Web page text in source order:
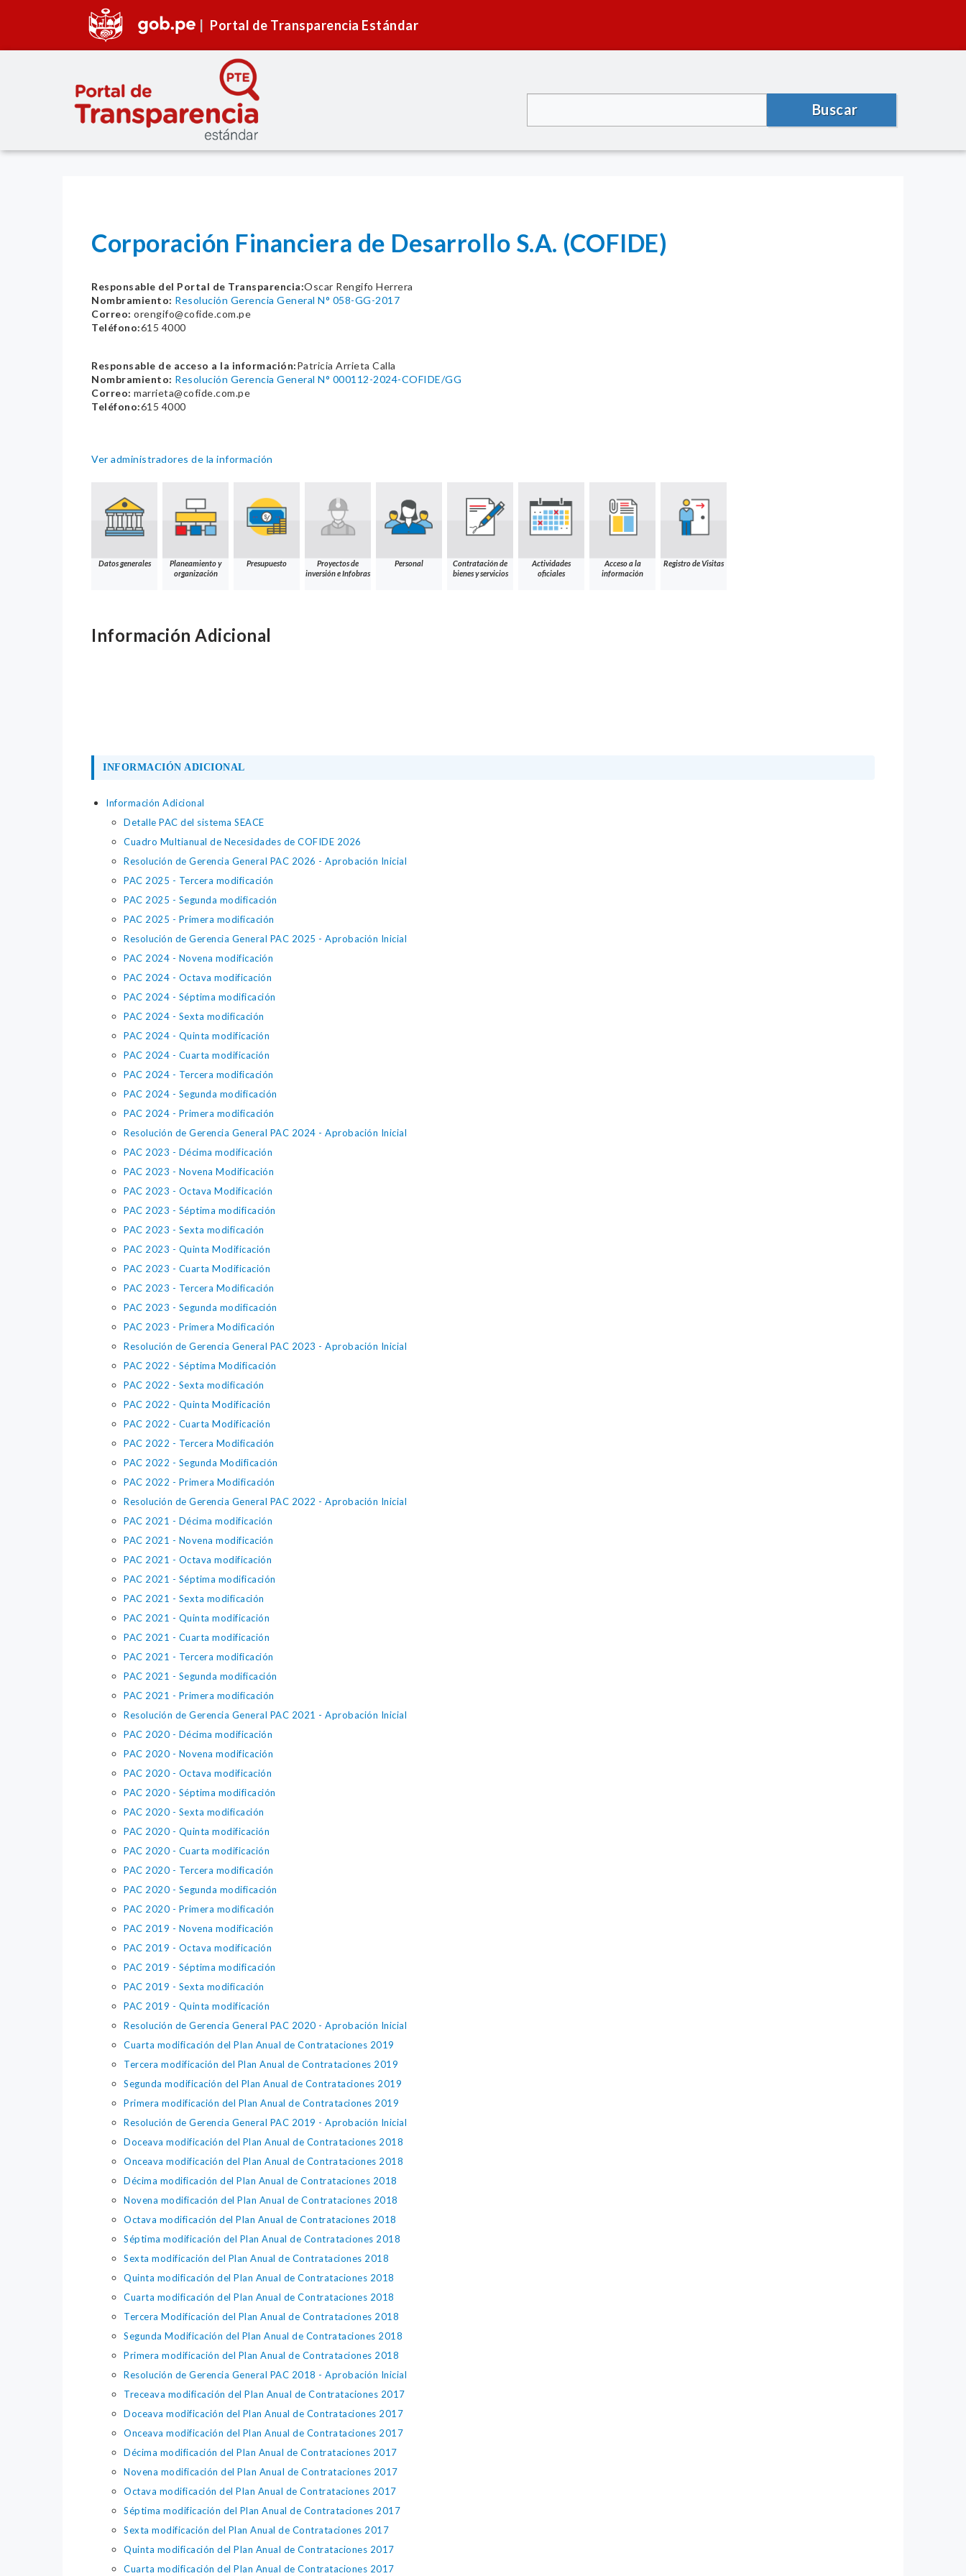
Portal de Transparencia Estándar
Buscar
Corporación Financiera de Desarrollo S.A. (COFIDE)
Responsable del Portal de Transparencia:Oscar Rengifo Herrera
Nombramiento: Resolución Gerencia General N° 058-GG-2017
Correo: orengifo@cofide.com.pe
Teléfono:615 4000
Responsable de acceso a la información:Patricia Arrieta Calla
Nombramiento: Resolución Gerencia General N° 000112-2024-COFIDE/GG
Correo: marrieta@cofide.com.pe
Teléfono:615 4000
Ver administradores de la información
Datos generales
Planeamiento y
organización
Presupuesto
Proyectos de
inversión e Infobras
Personal
Contratación de
bienes y servicios
Actividades
oficiales
Acceso a la
información
Registro de Visitas
Información Adicional
INFORMACIÓN ADICIONAL
Información Adicional
Detalle PAC del sistema SEACE
Cuadro Multianual de Necesidades de COFIDE 2026
Resolución de Gerencia General PAC 2026 - Aprobación Inicial
PAC 2025 - Tercera modificación
PAC 2025 - Segunda modificación
PAC 2025 - Primera modificación
Resolución de Gerencia General PAC 2025 - Aprobación Inicial
PAC 2024 - Novena modificación
PAC 2024 - Octava modificación
PAC 2024 - Séptima modificación
PAC 2024 - Sexta modificación
PAC 2024 - Quinta modificación
PAC 2024 - Cuarta modificación
PAC 2024 - Tercera modificación
PAC 2024 - Segunda modificación
PAC 2024 - Primera modificación
Resolución de Gerencia General PAC 2024 - Aprobación Inicial
PAC 2023 - Décima modificación
PAC 2023 - Novena Modificación
PAC 2023 - Octava Modificación
PAC 2023 - Séptima modificación
PAC 2023 - Sexta modificación
PAC 2023 - Quinta Modificación
PAC 2023 - Cuarta Modificación
PAC 2023 - Tercera Modificación
PAC 2023 - Segunda modificación
PAC 2023 - Primera Modificación
Resolución de Gerencia General PAC 2023 - Aprobación Inicial
PAC 2022 - Séptima Modificación
PAC 2022 - Sexta modificación
PAC 2022 - Quinta Modificación
PAC 2022 - Cuarta Modificación
PAC 2022 - Tercera Modificación
PAC 2022 - Segunda Modificación
PAC 2022 - Primera Modificación
Resolución de Gerencia General PAC 2022 - Aprobación Inicial
PAC 2021 - Décima modificación
PAC 2021 - Novena modificación
PAC 2021 - Octava modificación
PAC 2021 - Séptima modificación
PAC 2021 - Sexta modificación
PAC 2021 - Quinta modificación
PAC 2021 - Cuarta modificación
PAC 2021 - Tercera modificación
PAC 2021 - Segunda modificación
PAC 2021 - Primera modificación
Resolución de Gerencia General PAC 2021 - Aprobación Inicial
PAC 2020 - Décima modificación
PAC 2020 - Novena modificación
PAC 2020 - Octava modificación
PAC 2020 - Séptima modificación
PAC 2020 - Sexta modificación
PAC 2020 - Quinta modificación
PAC 2020 - Cuarta modificación
PAC 2020 - Tercera modificación
PAC 2020 - Segunda modificación
PAC 2020 - Primera modificación
PAC 2019 - Novena modificación
PAC 2019 - Octava modificación
PAC 2019 - Séptima modificación
PAC 2019 - Sexta modificación
PAC 2019 - Quinta modificación
Resolución de Gerencia General PAC 2020 - Aprobación Inicial
Cuarta modificación del Plan Anual de Contrataciones 2019
Tercera modificación del Plan Anual de Contrataciones 2019
Segunda modificación del Plan Anual de Contrataciones 2019
Primera modificación del Plan Anual de Contrataciones 2019
Resolución de Gerencia General PAC 2019 - Aprobación Inicial
Doceava modificación del Plan Anual de Contrataciones 2018
Onceava modificación del Plan Anual de Contrataciones 2018
Décima modificación del Plan Anual de Contrataciones 2018
Novena modificación del Plan Anual de Contrataciones 2018
Octava modificación del Plan Anual de Contrataciones 2018
Séptima modificación del Plan Anual de Contrataciones 2018
Sexta modificación del Plan Anual de Contrataciones 2018
Quinta modificación del Plan Anual de Contrataciones 2018
Cuarta modificación del Plan Anual de Contrataciones 2018
Tercera Modificación del Plan Anual de Contrataciones 2018
Segunda Modificación del Plan Anual de Contrataciones 2018
Primera modificación del Plan Anual de Contrataciones 2018
Resolución de Gerencia General PAC 2018 - Aprobación Inicial
Treceava modificación del Plan Anual de Contrataciones 2017
Doceava modificación del Plan Anual de Contrataciones 2017
Onceava modificación del Plan Anual de Contrataciones 2017
Décima modificación del Plan Anual de Contrataciones 2017
Novena modificación del Plan Anual de Contrataciones 2017
Octava modificación del Plan Anual de Contrataciones 2017
Séptima modificación del Plan Anual de Contrataciones 2017
Sexta modificación del Plan Anual de Contrataciones 2017
Quinta modificación del Plan Anual de Contrataciones 2017
Cuarta modificación del Plan Anual de Contrataciones 2017